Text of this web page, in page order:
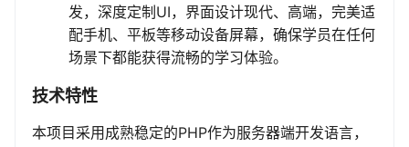
发，深度定制UI，界面设计现代、高端，完美适
配手机、平板等移动设备屏幕，确保学员在任何
场景下都能获得流畅的学习体验。
技术特性
本项目采用成熟稳定的PHP作为服务器端开发语言，